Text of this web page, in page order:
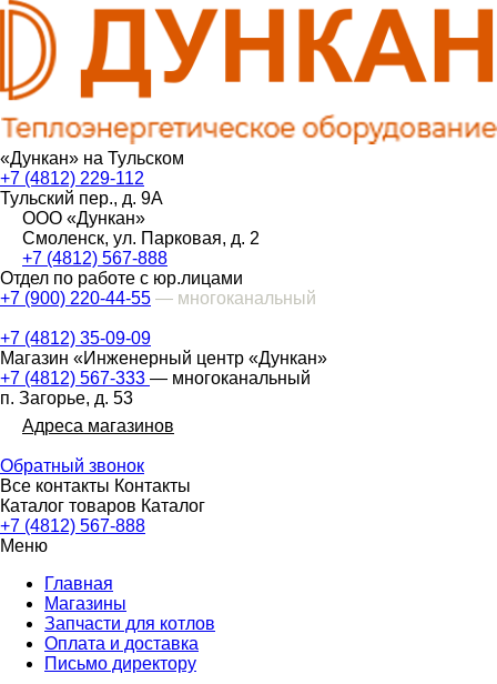
«Дункан» на Тульском
+7 (4812) 229-112
Тульский пер., д. 9А
ООО «Дункан»
Смоленск, ул. Парковая, д. 2
+7 (4812) 567-888
Отдел по работе с юр.лицами
+7 (900) 220-44-55 — многоканальный
+7 (4812) 35-09-09
Магазин «Инженерный центр «Дункан»
+7 (4812) 567-333 — многоканальный
п. Загорье, д. 53
Адреса магазинов
Обратный звонок
Все контакты Контакты
Каталог товаров Каталог
+7 (4812) 567-888
Меню
Главная
Магазины
Запчасти для котлов
Оплата и доставка
Письмо директору